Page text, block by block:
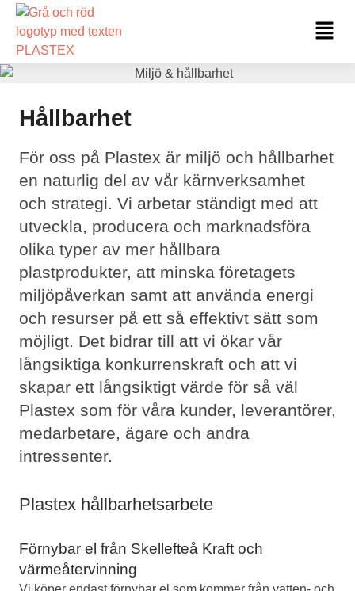
Hoppa
innehåll
Hållbarhet
För oss på Plastex är miljö och hållbarhet
en naturlig del av vår kärnverksamhet
och strategi. Vi arbetar ständigt med att
utveckla, producera och marknadsföra
olika typer av mer hållbara
plastprodukter, att minska företagets
miljöpåverkan samt att använda energi
och resurser på ett så effektivt sätt som
möjligt. Det bidrar till att vi ökar vår
långsiktiga konkurrenskraft och att vi
skapar ett långsiktigt värde för så väl
Plastex som för våra kunder, leverantörer,
medarbetare, ägare och andra
intressenter.
Plastex hållbarhetsarbete
Förnybar el från Skellefteå Kraft och
värmeåtervinning